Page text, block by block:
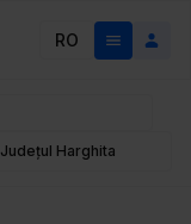
RO
Județul Harghita